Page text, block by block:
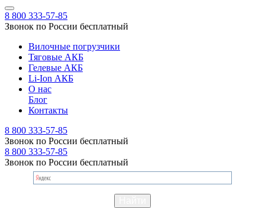
8 800 333-57-85
Звонок по России бесплатный
Вилочные погрузчики
Тяговые АКБ
Гелевые АКБ
Li-Ion АКБ
О нас
Блог
Контакты
8 800 333-57-85
Звонок по России бесплатный
8 800 333-57-85
Звонок по России бесплатный